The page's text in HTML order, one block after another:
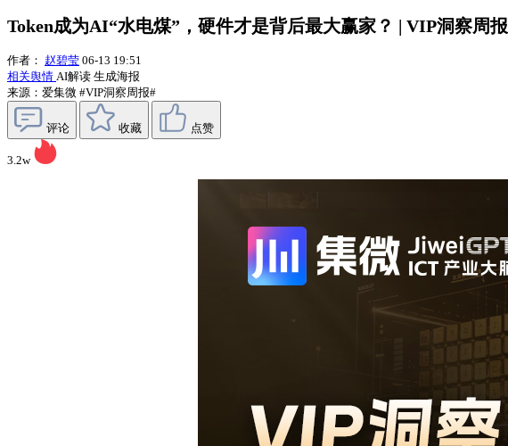
Token成为AI“水电煤”，硬件才是背后最大赢家？ | VIP洞察周报
作者： 赵碧莹 06-13 19:51
相关舆情 AI解读 生成海报
来源：爱集微 #VIP洞察周报#
评论 收藏 点赞
3.2w